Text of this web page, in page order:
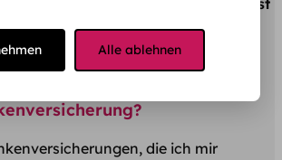
außerhalb Europas solltest
zusätzliche
abschließen.
eine
die ich mir
Alle ablehnen